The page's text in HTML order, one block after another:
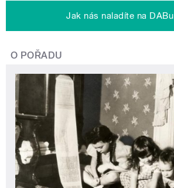
Jak nás naladíte na DABu
O POŘADU